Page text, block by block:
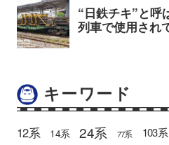
キーワード
12系 14系 24系 77系 103系